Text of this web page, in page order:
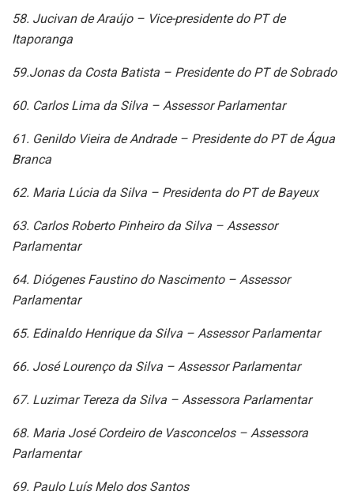
58. Jucivan de Araújo – Vice-presidente do PT de
Itaporanga
59.Jonas da Costa Batista – Presidente do PT de Sobrado
60. Carlos Lima da Silva – Assessor Parlamentar
61. Genildo Vieira de Andrade – Presidente do PT de Água
Branca
62. Maria Lúcia da Silva – Presidenta do PT de Bayeux
63. Carlos Roberto Pinheiro da Silva – Assessor
Parlamentar
64. Diógenes Faustino do Nascimento – Assessor
Parlamentar
65. Edinaldo Henrique da Silva – Assessor Parlamentar
66. José Lourenço da Silva – Assessor Parlamentar
67. Luzimar Tereza da Silva – Assessora Parlamentar
68. Maria José Cordeiro de Vasconcelos – Assessora
Parlamentar
69. Paulo Luís Melo dos Santos